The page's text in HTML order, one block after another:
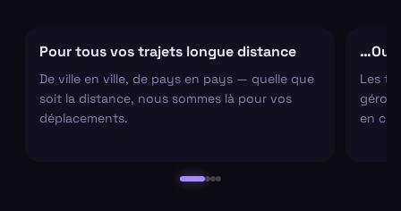
Pour tous vos trajets longue distance
De ville en ville, de pays en pays — quelle que
soit la distance, nous sommes là pour vos
déplacements.
…Ou
Les
en